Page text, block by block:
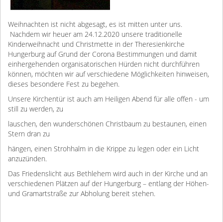
Weihnachten ist nicht abgesagt, es ist mitten unter uns.
Nachdem wir heuer am 24.12.2020 unsere traditionelle
Kinderweihnacht und Christmette in der Theresienkirche
Hungerburg auf Grund der Corona Bestimmungen und damit
einhergehenden organisatorischen Hürden nicht durchführen
können, möchten wir auf verschiedene Möglichkeiten hinweisen,
dieses besondere Fest zu begehen.
Unsere Kirchentür ist auch am Heiligen Abend für alle offen - um
still zu werden, zu
lauschen, den wunderschönen Christbaum zu bestaunen, einen
Stern dran zu
hängen, einen Strohhalm in die Krippe zu legen oder ein Licht
anzuzünden.
Das Friedenslicht aus Bethlehem wird auch in der Kirche und an
verschiedenen Plätzen auf der Hungerburg – entlang der Höhen-
und Gramartstraße zur Abholung bereit stehen.